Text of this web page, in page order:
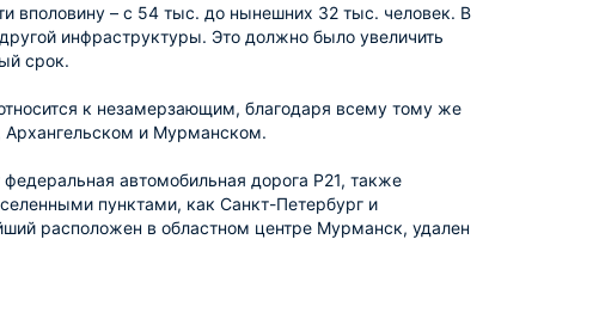
вполовину – с 54 тыс. до нынешних 32 тыс. человек. В
инфраструктуры. Это должно было увеличить
срок.
к незамерзающим, благодаря всему тому же
и Мурманском.
автомобильная дорога Р21, также
пунктами, как Санкт-Петербург и
расположен в областном центре Мурманск, удален